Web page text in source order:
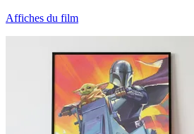
Affiches du film